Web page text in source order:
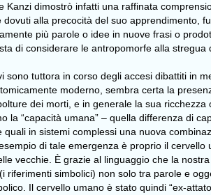
dimostrò infatti una raffinata
alla precocità del suo apprendimento,
più parole o idee in nuove frasi o
di considerare le antropomorfe alla
tuttora in corso degli accesi dibattiti in
moderno, sembra certa la
dei morti, e in generale la sua
la “capacità umana” – quella differenza di
in sistemi complessi una nuova
di tale emergenza è proprio il
vecchie. È grazie al linguaggio che la
simbolici) non solo tra parole e
Il cervello umano è stato quindi “ex-